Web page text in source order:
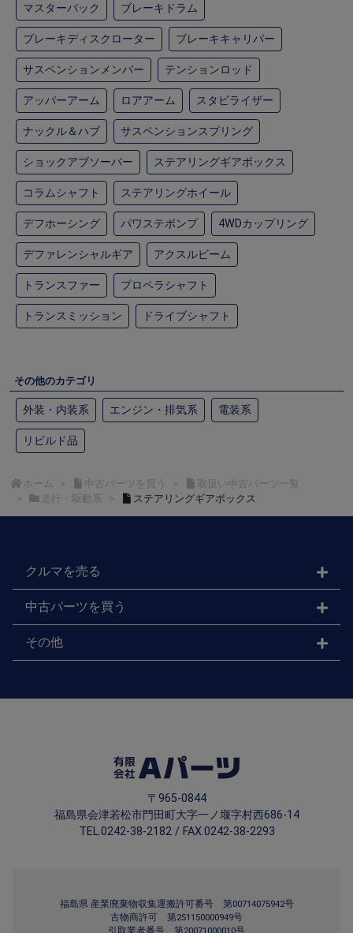
マスターバック ブレーキドラム
ブレーキディスクローター ブレーキキャリパー
サスペンションメンバー テンションロッド
アッパーアーム ロアアーム スタビライザー
ナックル＆ハブ サスペンションスプリング
ショックアブソーバー ステアリングギアボックス
コラムシャフト ステアリングホイール
デフホーシング パワステポンプ 4WDカップリング
デファレンシャルギア アクスルビーム
トランスファー プロペラシャフト
トランスミッション ドライブシャフト
その他のカテゴリ
外装・内装系 エンジン・排気系 電装系
リビルド品
ホーム 中古パーツを買う
取扱い中古パーツ一覧
走行・駆動系
ステアリングギアボックス
クルマを売る
中古パーツを買う
その他
〒965-0844
福島県会津若松市門田町大字一ノ堰字村西686-14
TEL.0242-38-2182 / FAX.0242-38-2293
福島県 産業廃棄物収集運搬許可番号 第00714075942号
古物商許可 第251150000949号
引取業者番号 第20071000010号